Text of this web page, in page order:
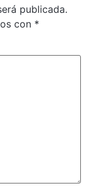
publicada.
con *